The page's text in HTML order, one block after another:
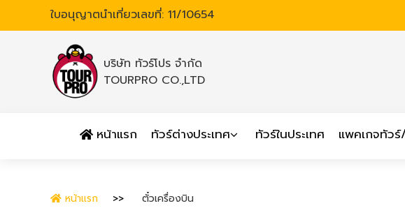
ใบอนุญาตนำเที่ยวเลขที่: 11/10654
บริษัท ทัวร์โปร จำกัด
TOURPRO CO.,LTD
หน้าแรก ทัวร์ต่างประเทศ ทัวร์ในประเทศ แพคเกจทัว
หน้าแรก ตั๋วเครื่องบิน